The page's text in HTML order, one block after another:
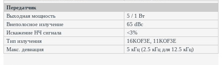
Передатчик
Выходная мощность
5 / 1 Вт
Внеполосное излучение
65 dBc
Искажение НЧ сигнала
<3%
Тип излучения
16KOF3E, 11KOF3E
Макс. девиация
5 кГц (2.5 кГц для 12.5 кГц)